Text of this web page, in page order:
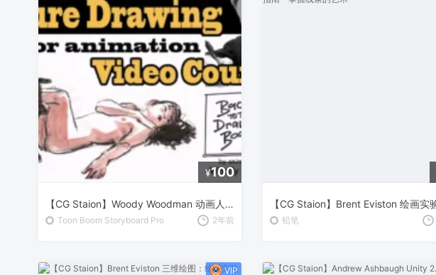
¥100
【CG Staion】Woody Woodman 动画人物绘制大师课
Toon Boom Storyboard Pro 2年前 铅笔